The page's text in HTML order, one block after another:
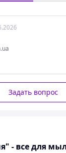
сайте:
- пишите в Viber
Задать вопрос